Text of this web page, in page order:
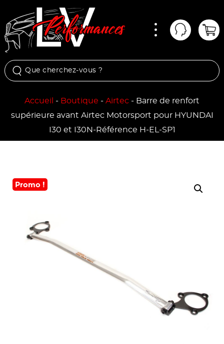
Mon
Accueil - Boutique - Airtec - Barre de renfort
supérieure avant Airtec Motorsport pour HYUNDAI
I30 et I30N-Référence H-EL-SP1
Promo !